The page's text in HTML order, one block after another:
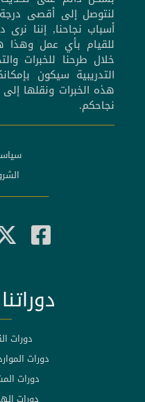
لنتوصل إلى أقصى
أسباب نجاحنا, إننا
للقيام بأي عمل وهذا
خلال طرحنا للخبرات
التدريبية سيكون
هذه الخبرات ونقلها
نجاحكم.
دورات
دورات
دورات